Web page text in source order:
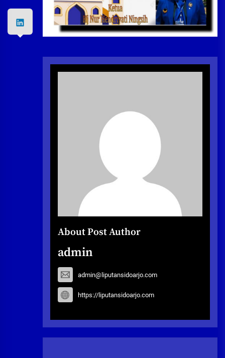
About Post Author
admin
admin@liputansidoarjo.com
https://liputansidoarjo.com